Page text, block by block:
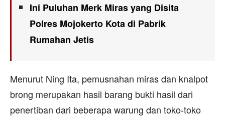
Ini Puluhan Merk Miras yang Disita
Polres Mojokerto Kota di Pabrik
Rumahan Jetis
Menurut Ning Ita, pemusnahan miras dan knalpot
brong merupakan hasil barang bukti hasil dari
penertiban dari beberapa warung dan toko-toko